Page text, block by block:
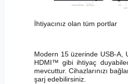
İhtiyacınız olan tüm portlar
Modern 15 üzerinde USB-A,
HDMI™ gibi ihtiyaç
mevcuttur. Cihazlarınızı
şarj edebilirsiniz.